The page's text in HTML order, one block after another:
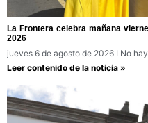
La Frontera celebra mañana
2026
jueves 6 de agosto de 2026
No
Leer contenido de la noticia »